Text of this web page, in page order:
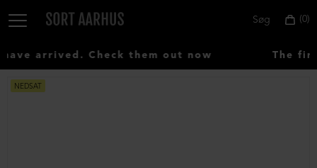
0
Søg
arrived. Check them out now The first
NEDSAT